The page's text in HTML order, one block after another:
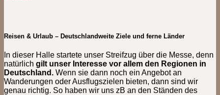
Reisen & Urlaub – Deutschlandweite Ziele und ferne Länder
In dieser Halle startete unser Streifzug über die Messe, denn
natürlich gilt unser Interesse vor allem den Regionen in
Deutschland. Wenn sie dann noch ein Angebot an
Wanderungen oder Ausflugszielen bieten, dann sind wir
genau richtig. So haben wir uns zB an den Ständen des